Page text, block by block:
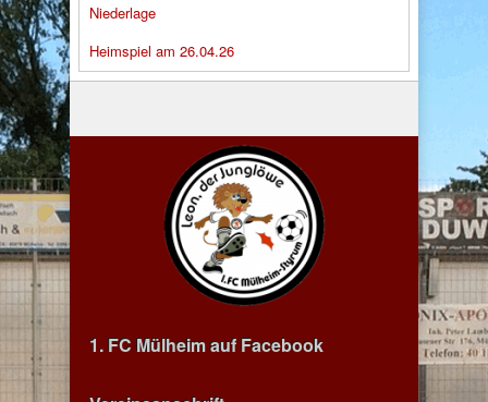
Niederlage
Heimspiel am 26.04.26
1. FC Mülheim auf Facebook